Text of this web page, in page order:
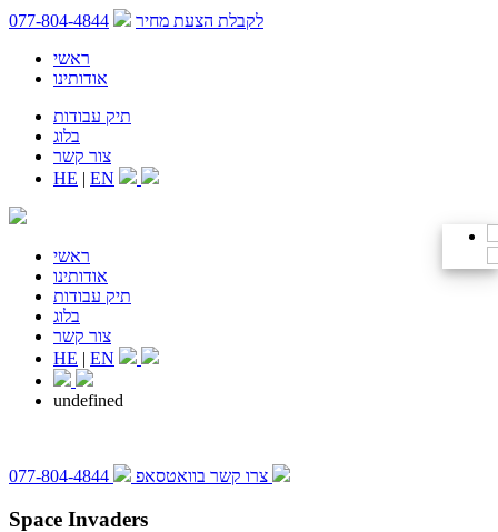
לקבלת הצעת מחיר
077-804-4844
ראשי
אודותינו
תיק עבודות
בלוג
צור קשר
HE | EN
ראשי
אודותינו
תיק עבודות
בלוג
צור קשר
HE | EN
undefined
צרו קשר בוואטסאפ 077-804-4844
Space Invaders